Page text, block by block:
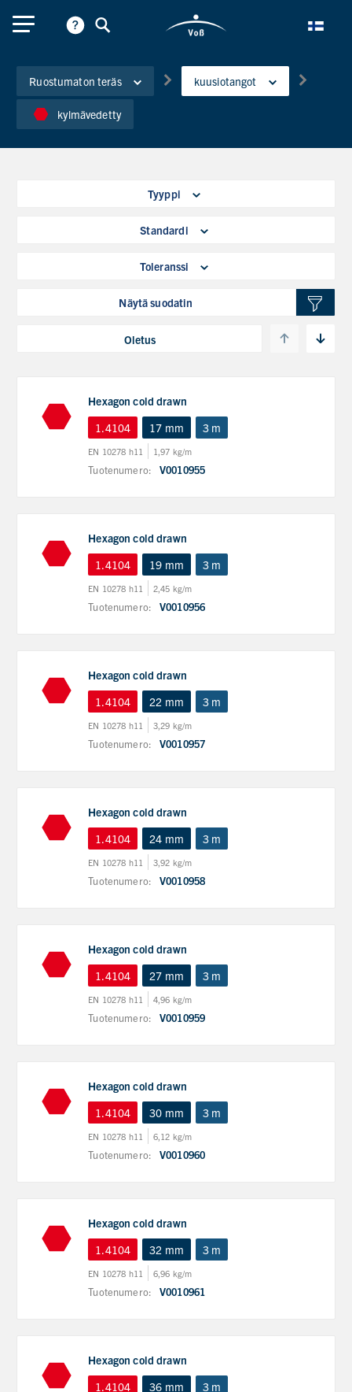
Ruostumaton teräs kuusiotangot
kylmävedetty
Tyyppi
Standardi
Toleranssi
Näytä suodatin
Hexagon cold drawn
1.4104
17 mm 3 m
EN 10278 h11 1,97 kg/m
Tuotenumero: V0010955
Hexagon cold drawn
1.4104
19 mm 3 m
EN 10278 h11 2,45 kg/m
Tuotenumero: V0010956
Hexagon cold drawn
1.4104
22 mm 3 m
EN 10278 h11 3,29 kg/m
Tuotenumero: V0010957
Hexagon cold drawn
1.4104
24 mm 3 m
EN 10278 h11 3,92 kg/m
Tuotenumero: V0010958
Hexagon cold drawn
1.4104
27 mm 3 m
EN 10278 h11 4,96 kg/m
Tuotenumero: V0010959
Hexagon cold drawn
1.4104
30 mm 3 m
EN 10278 h11 6,12 kg/m
Tuotenumero: V0010960
Hexagon cold drawn
1.4104
32 mm 3 m
EN 10278 h11 6,96 kg/m
Tuotenumero: V0010961
Hexagon cold drawn
1.4104
36 mm 3 m